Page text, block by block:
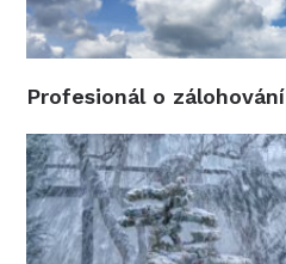
Profesionál o zálohování